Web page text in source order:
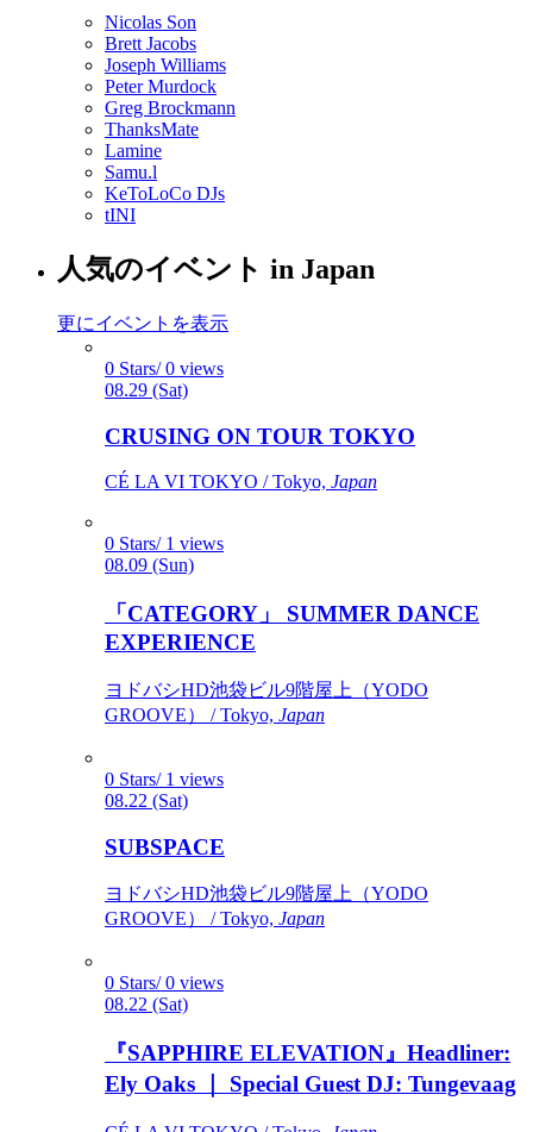
Nicolas Son
Brett Jacobs
Joseph Williams
Peter Murdock
Greg Brockmann
ThanksMate
Lamine
Samu.l
KeToLoCo DJs
tINI
人気のイベント in Japan
更にイベントを表示
0 Stars/ 0 views
08.29 (Sat)
CRUSING ON TOUR TOKYO
CÉ LA VI TOKYO / Tokyo, Japan
0 Stars/ 1 views
08.09 (Sun)
「CATEGORY」 SUMMER DANCE
EXPERIENCE
ヨドバシHD池袋ビル9階屋上（YODO
GROOVE） / Tokyo, Japan
0 Stars/ 1 views
08.22 (Sat)
SUBSPACE
ヨドバシHD池袋ビル9階屋上（YODO
GROOVE） / Tokyo, Japan
0 Stars/ 0 views
08.22 (Sat)
『SAPPHIRE ELEVATION』Headliner:
Ely Oaks ｜ Special Guest DJ: Tungevaag